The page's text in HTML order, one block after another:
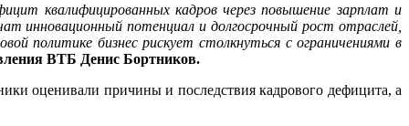
квалифицированных кадров через повышение зарплат и
инновационный потенциал и долгосрочный рост отраслей,
политике бизнес рискует столкнуться с ограничениями в
ВТБ Денис Бортников.
оценивали причины и последствия кадрового дефицита, а